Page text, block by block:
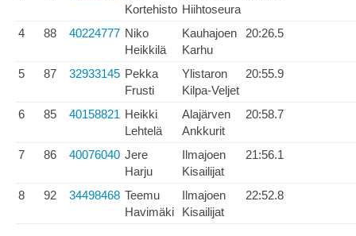
Kortehisto Hiihtoseura
4 88 40224777 Niko
Heikkilä
Kauhajoen
Karhu
20:26.5
5 87 32933145 Pekka
Frusti
Ylistaron
Kilpa-Veljet
20:55.9
6 85 40158821 Heikki
Lehtelä
Alajärven
Ankkurit
20:58.7
7 86 40076040 Jere
Harju
Ilmajoen
Kisailijat
21:56.1
8 92 34498468 Teemu
Havimäki
Ilmajoen
Kisailijat
22:52.8